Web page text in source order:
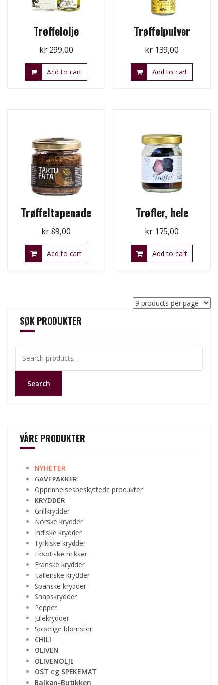
Trøffelolje
kr299,00
Add to cart
Trøffelpulver
kr 139,00
Add to cart
Trøffeltapenade
kr89,00
Add to cart
Trøfler, hele
kr 175,00
Add to cart
SØK PRODUKTER
for:
Search
VÅRE PRODUKTER
NYHETER
GAVEPAKKER
Opprinnelsesbeskyttede produkter
KRYDDER
Grillkrydder
Norske krydder
Indiske krydder
Tyrkiske krydder
Eksotiske mikser
Franske krydder
Italienske krydder
Spanske krydder
Snapskrydder
Pepper
Julekrydder
Spiselige blomster
CHILI
OLIVEN
OLIVENOLJE
OST og SPEKEMAT
Balkan-Butikken